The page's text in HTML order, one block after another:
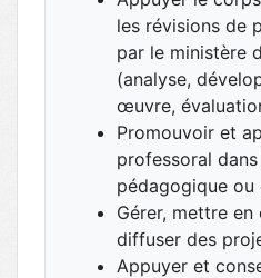
les révisions de
par le ministère
(analyse,
œuvre,
Promouvoir et
professoral
pédagogique ou
Gérer, mettre
diffuser des
Appuyer et